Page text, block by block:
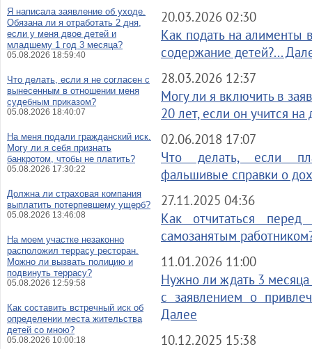
20.03.2026 02:30
Как подать на алименты
содержание детей?...
28.03.2026 12:37
Могу ли я включить в
20 лет, если он учится
02.06.2018 17:07
Что делать, если
фальшивые справки о
27.11.2025 04:36
Как отчитаться
самозанятым
11.01.2026 11:00
Нужно ли ждать 3 месяца
с заявлением о
Далее
10.12.2025 15:38
Я написала заявление об уходе.
Обязана ли я отработать 2 дня,
если у меня двое детей и
младшему 1 год 3 месяца?
05.08.2026 18:59:40
Что делать, если я не согласен с
вынесенным в отношении меня
судебным приказом?
05.08.2026 18:40:07
На меня подали гражданский иск.
Могу ли я себя признать
банкротом, чтобы не платить?
05.08.2026 17:30:22
Должна ли страховая компания
выплатить потерпевшему ущерб?
05.08.2026 13:46:08
На моем участке незаконно
расположил террасу ресторан.
Можно ли вызвать полицию и
подвинуть террасу?
05.08.2026 12:59:58
Как составить встречный иск об
определении места жительства
детей со мною?
05.08.2026 10:00:18